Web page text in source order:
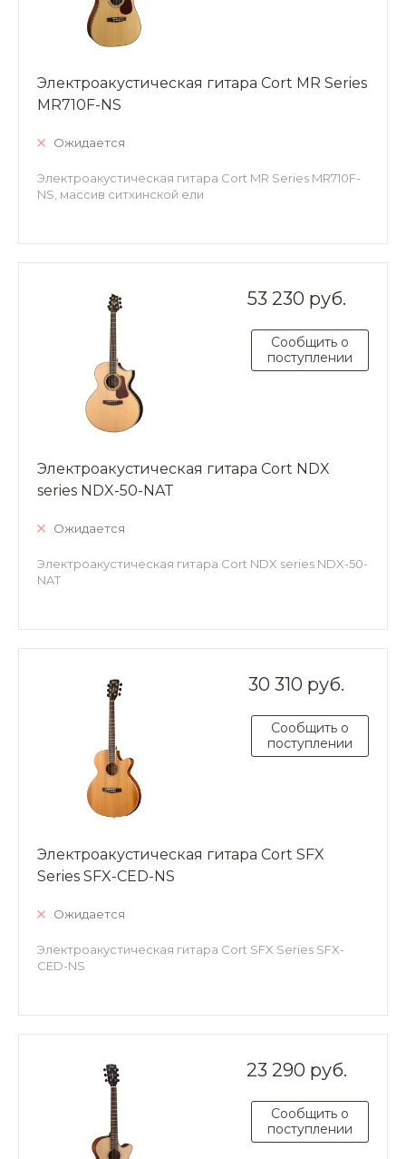
Электроакустическая гитара Cort MR Series
MR710F-NS
Ожидается
Электроакустическая гитара Cort MR Series MR710F-
NS, массив ситхинской ели
53 230 руб.
Сообщить о
поступлении
Электроакустическая гитара Cort NDX
series NDX-50-NAT
Ожидается
Электроакустическая гитара Cort NDX series NDX-50-
NAT
30 310 руб.
Сообщить о
поступлении
Электроакустическая гитара Cort SFX
Series SFX-CED-NS
Ожидается
Электроакустическая гитара Cort SFX Series SFX-
CED-NS
23 290 руб.
Сообщить о
поступлении